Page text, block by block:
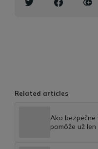
Related articles
Ako
pomôže už